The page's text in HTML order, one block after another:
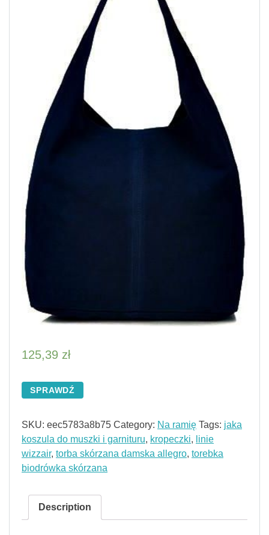
125,39 zł
SPRAWDŹ
SKU: eec5783a8b75 Category: Na ramię Tags: jaka
koszula do muszki i garnituru, kropeczki, linie
wizzair, torba skórzana damska allegro, torebka
biodrówka skórzana
Description